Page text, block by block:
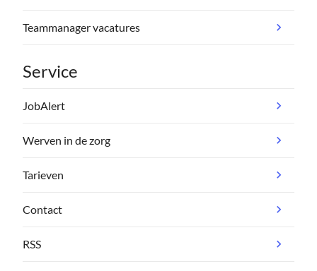
Teammanager vacatures
Service
JobAlert
Werven in de zorg
Tarieven
Contact
RSS